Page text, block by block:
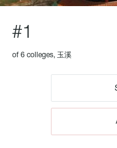
#1
of 6 colleges, 玉溪